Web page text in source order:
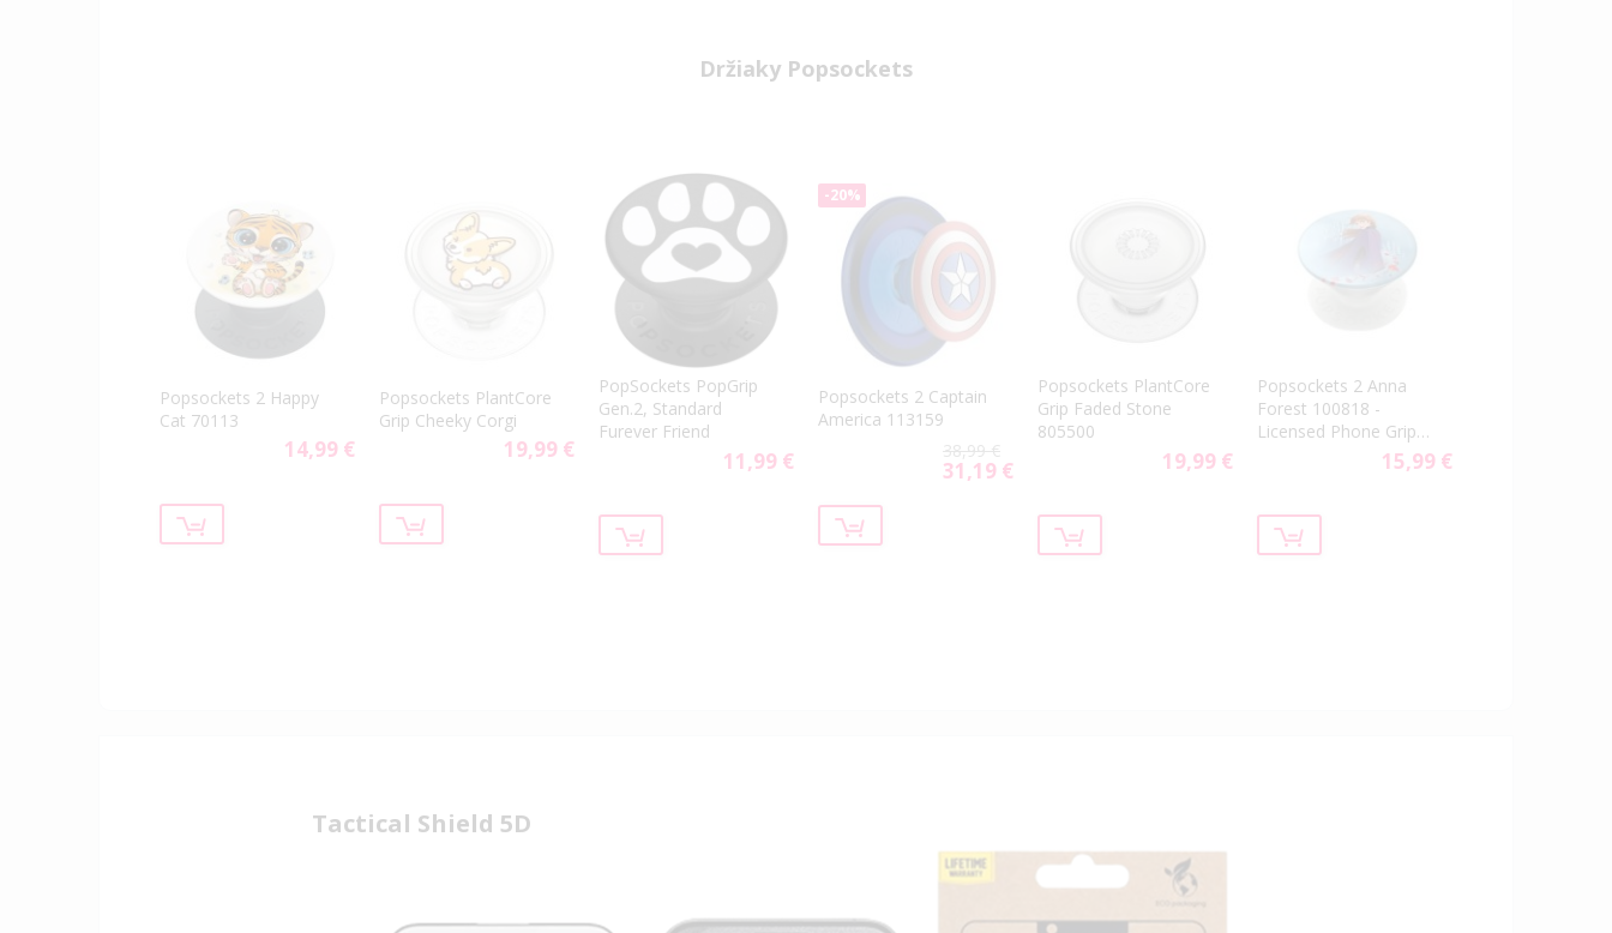
Držiaky Popsockets
Popsockets 2 Happy
Cat 70113
14,99 €
Popsockets PlantCore
Grip Cheeky Corgi
19,99 €
PopSockets PopGrip
Gen.2, Standard
Furever Friend
11,99 €
-20%
Popsockets 2 Captain
America 113159
38,99 €
Special
31,19 €
Popsockets PlantCore
Grip Faded Stone
805500
19,99 €
Popsockets 2 Anna
Forest 100818 -
Licensed Phone Grip
15,99 €
Tactical Shield 5D